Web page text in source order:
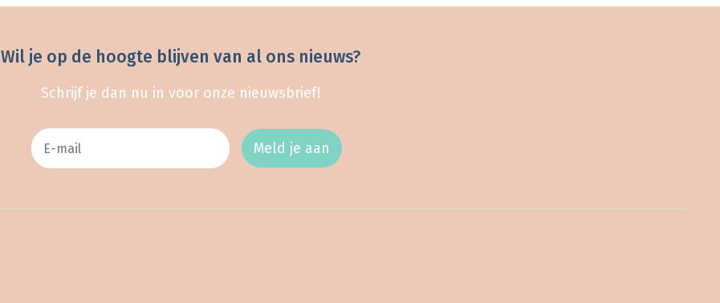
Wil je op de hoogte blijven van al ons nieuws?
Schrijf je dan nu in voor onze nieuwsbrief!
Meld je aan